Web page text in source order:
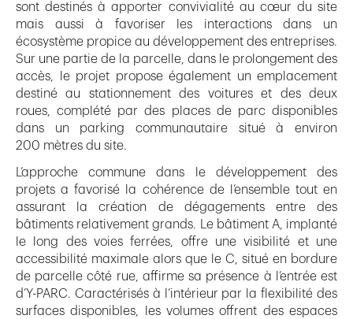
sont destinés à apporter convivialité au cœur du site
mais aussi à favoriser les interactions dans un
écosystème propice au développement des entreprises.
Sur une partie de la parcelle, dans le prolongement des
accès, le projet propose également un emplacement
destiné au stationnement des voitures et des deux
roues, complété par des places de parc disponibles
dans un parking communautaire situé à environ
200 mètres du site.
L’approche commune dans le développement des
projets a favorisé la cohérence de l’ensemble tout en
assurant la création de dégagements entre des
bâtiments relativement grands. Le bâtiment A, implanté
le long des voies ferrées, offre une visibilité et une
accessibilité maximale alors que le C, situé en bordure
de parcelle côté rue, affirme sa présence à l’entrée est
d’Y-PARC. Caractérisés à l’intérieur par la flexibilité des
surfaces disponibles, les volumes offrent des espaces